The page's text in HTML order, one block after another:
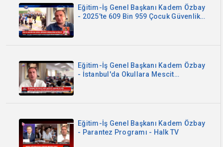
Eğitim-İş Genel Başkanı Kadem Özbay
- 2025’te 609 Bin 959 Çocuk Güvenlik
Eğitim-İş Genel Başkanı Kadem Özbay
- İstanbul'da Okullara Mescit
Eğitim-İş Genel Başkanı Kadem Özbay
- Parantez Programı - Halk TV